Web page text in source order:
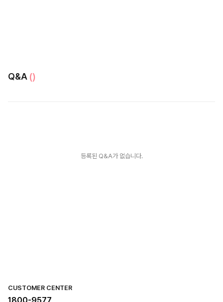
Q&A ()
등록된 Q&A가 없습니다.
CUSTOMER CENTER